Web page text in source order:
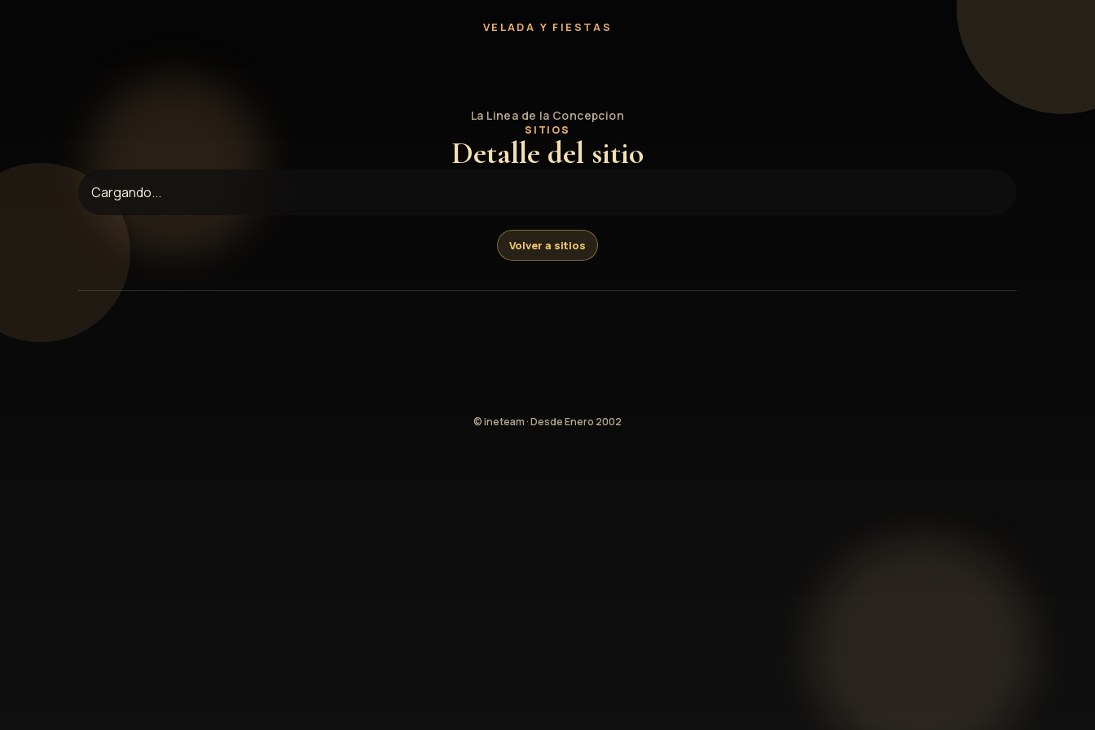
VELADA Y FIESTAS
La Linea de la Concepcion
SITIOS
Detalle del sitio
Cargando...
Volver a sitios
© ineteam · Desde Enero 2002